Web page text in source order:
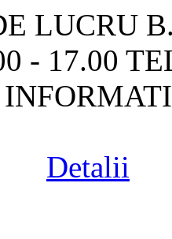
LUCRU
- 17.00
Detalii